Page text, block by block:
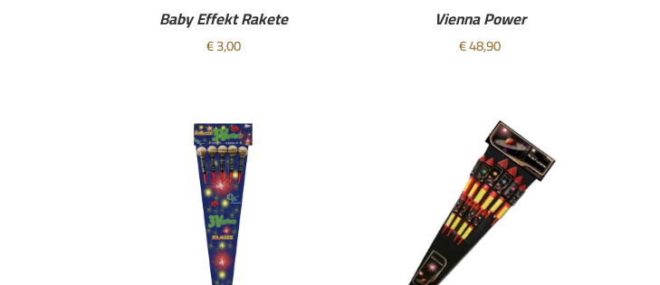
Baby Effekt Rakete
€3,00
Vienna Power
€48,90